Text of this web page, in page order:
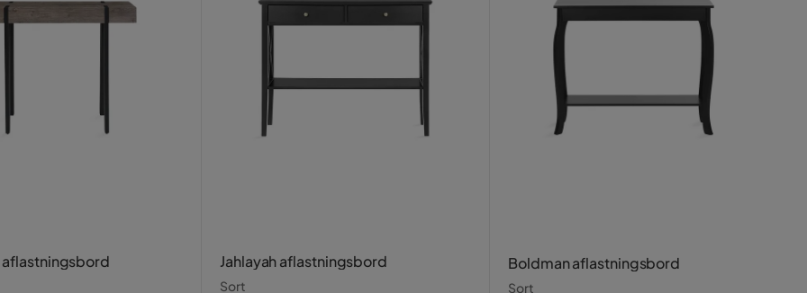
Jahlayah aflastningsbord
Sort
Boldman aflastningsbord
Sort